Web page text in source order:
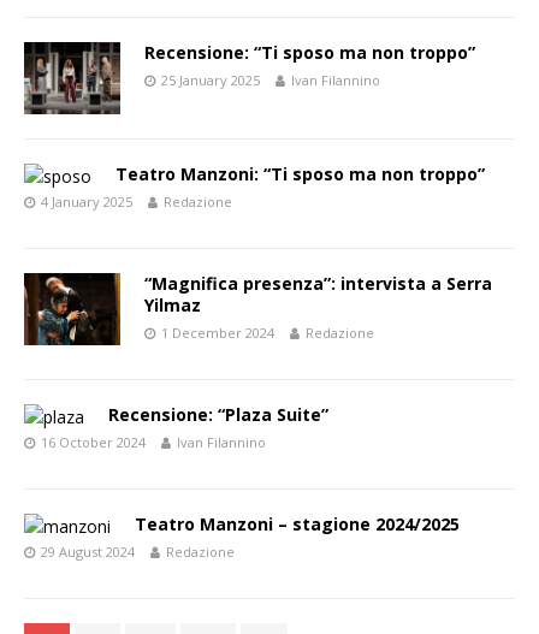
Recensione: “Ti sposo ma non troppo”
25 January 2025 Ivan Filannino
Teatro Manzoni: “Ti sposo ma non troppo”
4 January 2025 Redazione
“Magnifica presenza”: intervista a Serra
Yilmaz
1 December 2024 Redazione
Recensione: “Plaza Suite”
16 October 2024 Ivan Filannino
Teatro Manzoni – stagione 2024/2025
29 August 2024 Redazione